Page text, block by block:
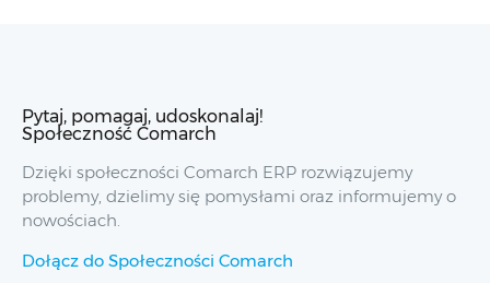
Pytaj, pomagaj, udoskonalaj!
Społeczność Comarch
Dzięki społeczności Comarch ERP rozwiązujemy
problemy, dzielimy się pomysłami oraz informujemy o
nowościach.
Dołącz do Społeczności Comarch